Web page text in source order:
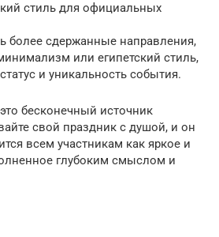
стиль для официальных
более сдержанные направления,
или египетский стиль,
и уникальность события.
бесконечный источник
свой праздник с душой, и он
всем участникам как яркое и
глубоким смыслом и